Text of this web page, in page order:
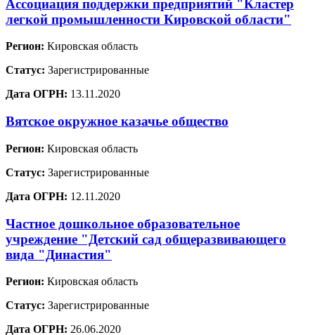
Ассоциация поддержки предприятий "Кластер
легкой промышленности Кировской области"
Регион: Кировская область
Статус: Зарегистрированные
Дата ОГРН: 13.11.2020
Вятское окружное казачье общество
Регион: Кировская область
Статус: Зарегистрированные
Дата ОГРН: 12.11.2020
Частное дошкольное образовательное
учреждение "Детский сад общеразвивающего
вида "Династия"
Регион: Кировская область
Статус: Зарегистрированные
Дата ОГРН: 26.06.2020